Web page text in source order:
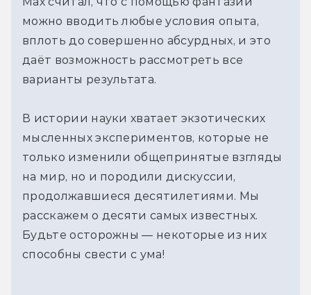
можно вводить любые условия опыта,
вплоть до совершенно абсурдных, и это
даёт возможность рассмотреть все
варианты результата.
В истории науки хватает экзотических
мысленных экспериментов, которые не
только изменили общепринятые взгляды
на мир, но и породили дискуссии,
продолжавшиеся десятилетиями. Мы
расскажем о десяти самых известных.
Будьте осторожны — некоторые из них
способны свести с ума!